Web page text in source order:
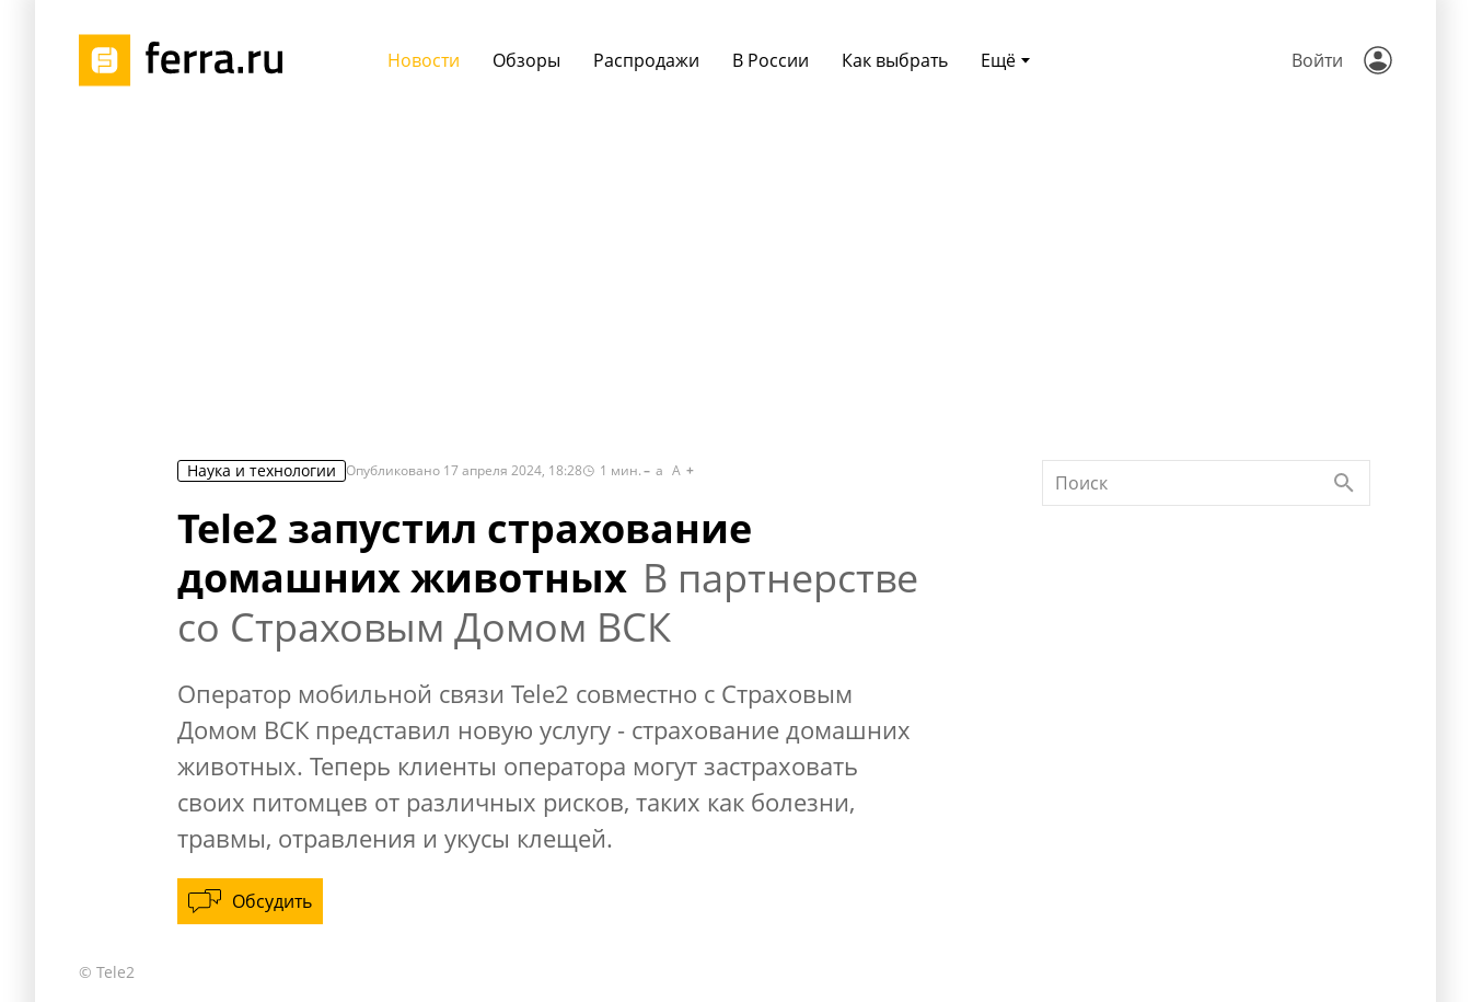
Ещё
Новости Обзоры Распродажи В России Как выбрать Войти
Наука и технологии Опубликовано 17 апреля 2024, 18:28 1 мин. a A
Tele2 запустил страхование
домашних животных В партнерстве
со Страховым Домом ВСК
Оператор мобильной связи Tele2 совместно с Страховым
Домом ВСК представил новую услугу - страхование домашних
животных. Теперь клиенты оператора могут застраховать
своих питомцев от различных рисков, таких как болезни,
травмы, отравления и укусы клещей.
Обсудить
© Tele2